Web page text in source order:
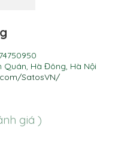
Quán, Hà Đông, Hà Nội
SatosVN/
giá )